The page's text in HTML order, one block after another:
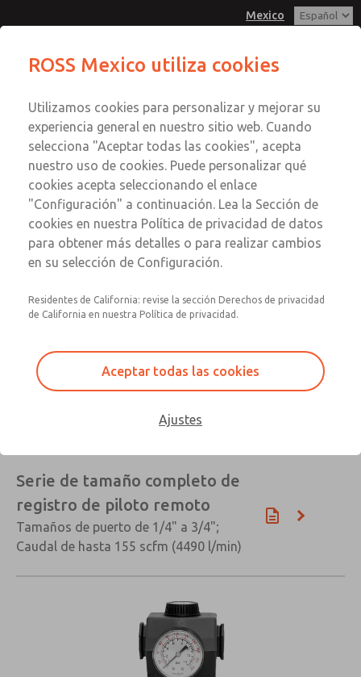
Mexico
Cuenta
Registrarse
Inscribirse
Reguladores de piloto remoto
Reguladores de piloto remoto
De 1/4" a 3"; Caudal de hasta 4000 scfm (113280 l/min)
Serie de tamaño completo de
registro de piloto remoto
Tamaños de puerto de 1/4" a 3/4";
Caudal de hasta 155 scfm (4490 l/min)
ROSS Mexico utiliza cookies
Utilizamos cookies para personalizar y mejorar su
experiencia general en nuestro sitio web. Cuando
selecciona "Aceptar todas las cookies", acepta
nuestro uso de cookies. Puede personalizar qué
cookies acepta seleccionando el enlace
"Configuración" a continuación. Lea la Sección de
cookies en nuestra Política de privacidad de datos
para obtener más detalles o para realizar cambios
en su selección de Configuración.
Residentes de California: revise la sección Derechos de privacidad
de California en nuestra Política de privacidad.
Aceptar todas las cookies
Ajustes